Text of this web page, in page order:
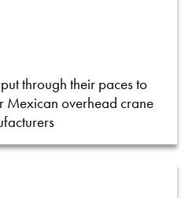
through their paces to
Mexican overhead crane